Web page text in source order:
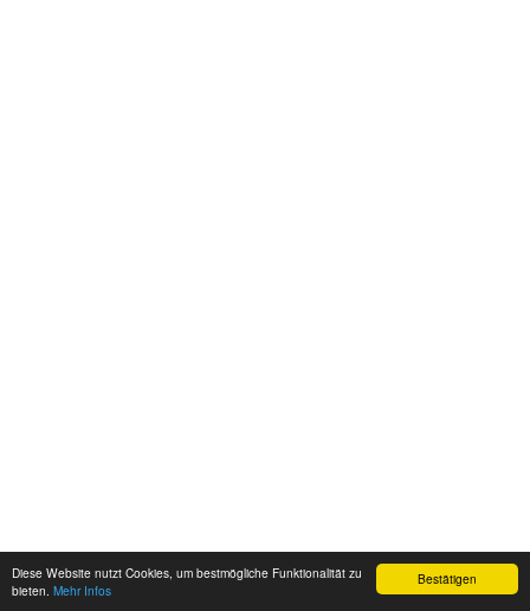
Bestätigen
Diese Website nutzt Cookies, um bestmögliche Funktionalität zu
bieten. Mehr Infos